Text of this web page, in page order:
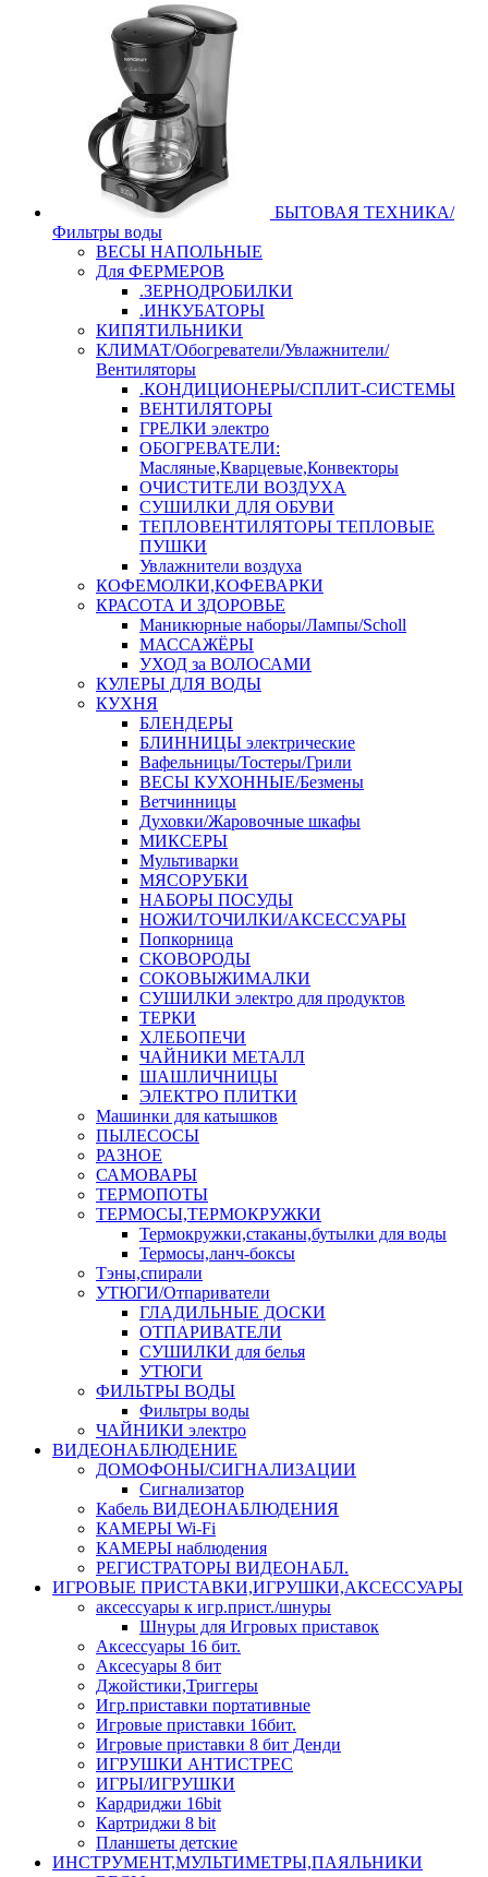
БЫТОВАЯ ТЕХНИКА/
Фильтры воды
ВЕСЫ НАПОЛЬНЫЕ
Для ФЕРМЕРОВ
.ЗЕРНОДРОБИЛКИ
.ИНКУБАТОРЫ
КИПЯТИЛЬНИКИ
КЛИМАТ/Обогреватели/Увлажнители/
Вентиляторы
.КОНДИЦИОНЕРЫ/СПЛИТ-СИСТЕМЫ
ВЕНТИЛЯТОРЫ
ГРЕЛКИ электро
ОБОГРЕВАТЕЛИ:
Масляные,Кварцевые,Конвекторы
ОЧИСТИТЕЛИ ВОЗДУХА
СУШИЛКИ ДЛЯ ОБУВИ
ТЕПЛОВЕНТИЛЯТОРЫ ТЕПЛОВЫЕ
ПУШКИ
Увлажнители воздуха
КОФЕМОЛКИ,КОФЕВАРКИ
КРАСОТА И ЗДОРОВЬЕ
Маникюрные наборы/Лампы/Scholl
МАССАЖЁРЫ
УХОД за ВОЛОСАМИ
КУЛЕРЫ ДЛЯ ВОДЫ
КУХНЯ
БЛЕНДЕРЫ
БЛИННИЦЫ электрические
Вафельницы/Тостеры/Грили
ВЕСЫ КУХОННЫЕ/Безмены
Ветчинницы
Духовки/Жаровочные шкафы
МИКСЕРЫ
Мультиварки
МЯСОРУБКИ
НАБОРЫ ПОСУДЫ
НОЖИ/ТОЧИЛКИ/АКСЕССУАРЫ
Попкорница
СКОВОРОДЫ
СОКОВЫЖИМАЛКИ
СУШИЛКИ электро для продуктов
ТЕРКИ
ХЛЕБОПЕЧИ
ЧАЙНИКИ МЕТАЛЛ
ШАШЛИЧНИЦЫ
ЭЛЕКТРО ПЛИТКИ
Машинки для катышков
ПЫЛЕСОСЫ
РАЗНОЕ
САМОВАРЫ
ТЕРМОПОТЫ
ТЕРМОСЫ,ТЕРМОКРУЖКИ
Термокружки,стаканы,бутылки для воды
Термосы,ланч-боксы
Тэны,спирали
УТЮГИ/Отпариватели
ГЛАДИЛЬНЫЕ ДОСКИ
ОТПАРИВАТЕЛИ
СУШИЛКИ для белья
УТЮГИ
ФИЛЬТРЫ ВОДЫ
Фильтры воды
ЧАЙНИКИ электро
ВИДЕОНАБЛЮДЕНИЕ
ДОМОФОНЫ/СИГНАЛИЗАЦИИ
Сигнализатор
Кабель ВИДЕОНАБЛЮДЕНИЯ
КАМЕРЫ Wi-Fi
КАМЕРЫ наблюдения
РЕГИСТРАТОРЫ ВИДЕОНАБЛ.
ИГРОВЫЕ ПРИСТАВКИ,ИГРУШКИ,АКСЕССУАРЫ
аксесcуары к игр.прист./шнуры
Шнуры для Игровых приставок
Аксессуары 16 бит.
Аксесуары 8 бит
Джойстики,Триггеры
Игр.приставки портативные
Игровые приставки 16бит.
Игровые приставки 8 бит Денди
ИГРУШКИ АНТИСТРЕС
ИГРЫ/ИГРУШКИ
Кардриджи 16bit
Картриджи 8 bit
Планшеты детские
ИНСТРУМЕНТ,МУЛЬТИМЕТРЫ,ПАЯЛЬНИКИ